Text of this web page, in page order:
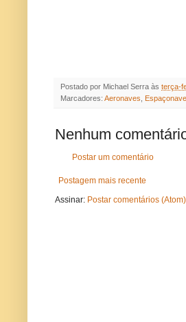
Postado por Michael Serra às terça-
Marcadores: Aeronaves
Nenhum
Postar um comentário
Postagem mais recente
Assinar: Postar comentários (Atom)